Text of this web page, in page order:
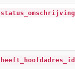
status_omschrijving
heeft_hoofdadres_id